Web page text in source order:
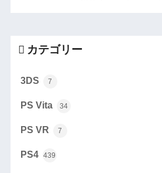
カテゴリー
3DS 7
PS Vita 34
PS VR 7
PS4 439